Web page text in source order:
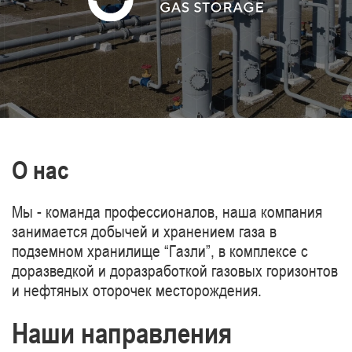
газопроводов Туркменистан-Китай.
О нас
Мы - команда профессионалов, наша компания
занимается добычей и хранением газа в
подземном хранилище “Газли”, в комплексе с
доразведкой и доразработкой газовых горизонтов
и нефтяных оторочек месторождения.
Наши направления